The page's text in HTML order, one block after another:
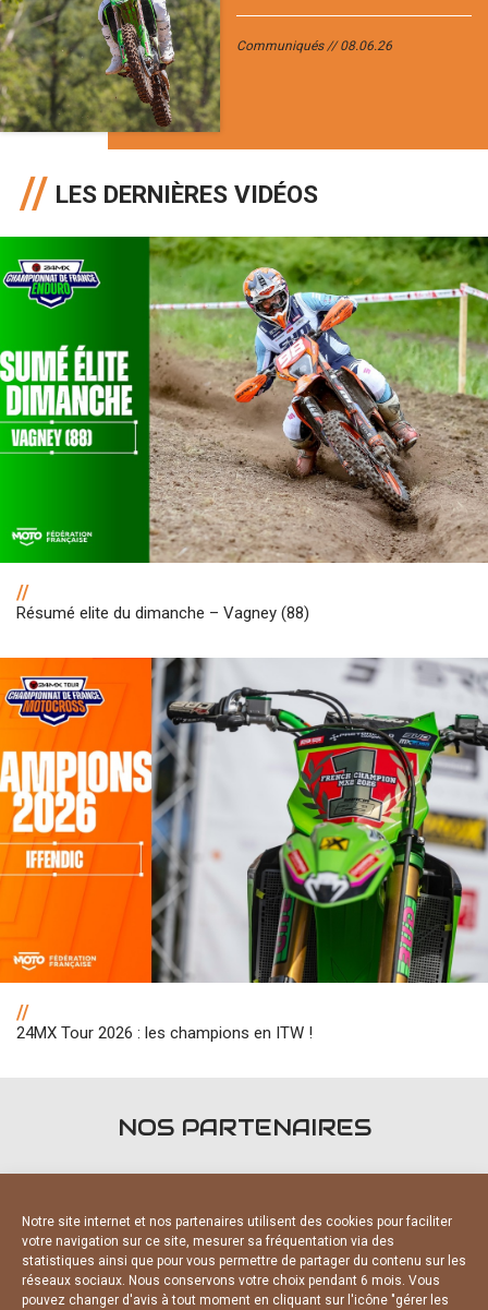
Notre site internet et nos partenaires utilisent des cookies pour faciliter
votre navigation sur ce site, mesurer sa fréquentation via des
statistiques ainsi que pour vous permettre de partager du contenu sur les
réseaux sociaux. Nous conservons votre choix pendant 6 mois. Vous
pouvez changer d'avis à tout moment en cliquant sur l'icône "gérer les
Communiqués 08.06.26
LES DERNIÈRES VIDÉOS
//
Résumé elite du dimanche – Vagney (88)
//
24MX Tour 2026 : les champions en ITW !
NOS PARTENAIRES
OFFICIELS